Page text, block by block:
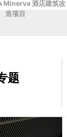
Minerva 酒店建筑改
造项目
题